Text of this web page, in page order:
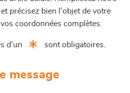
précisez bien l'objet de votre
coordonnées complètes.
d'un sont obligatoires.
message